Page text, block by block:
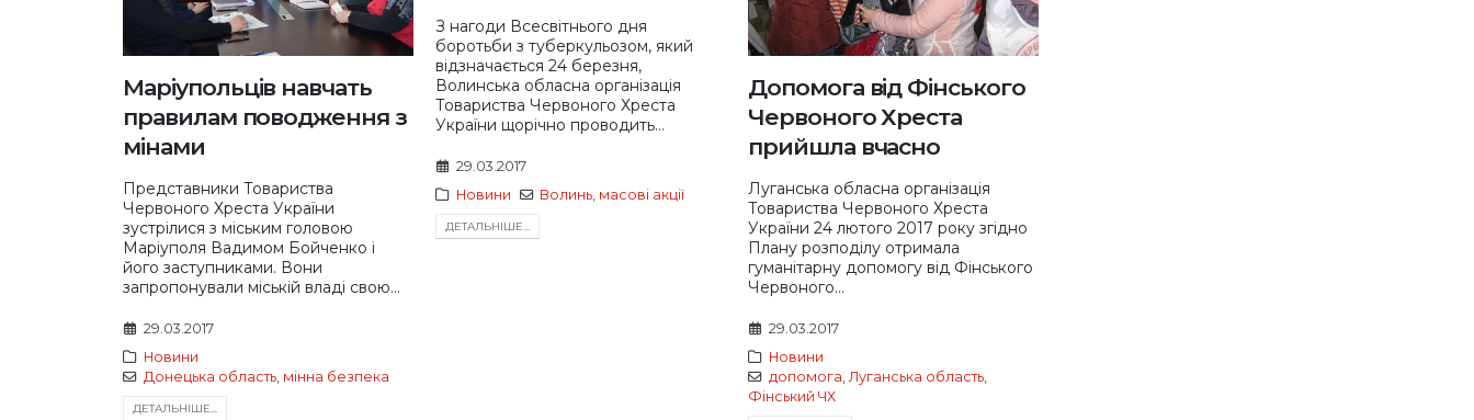
Маріупольців навчать
правилам поводження з
мінами
Представники Товариства
Червоного Хреста України
зустрілися з міським головою
Маріуполя Вадимом Бойченко і
його заступниками. Вони
запропонували міській владі свою...
29.03.2017
Новини
Донецька область, мінна безпека
ДЕТАЛЬНIШЕ...
З нагоди Всесвітнього дня
боротьби з туберкульозом, який
відзначається 24 березня,
Волинська обласна організація
Товариства Червоного Хреста
України щорічно проводить...
29.03.2017
Новини
Волинь, масові акції
ДЕТАЛЬНIШЕ...
Допомога від Фінського
Червоного Хреста
прийшла вчасно
Луганська обласна організація
Товариства Червоного Хреста
України 24 лютого 2017 року згідно
Плану розподілу отримала
гуманітарну допомогу від Фінського
Червоного...
29.03.2017
Новини
допомога, Луганська область,
Фінський ЧХ